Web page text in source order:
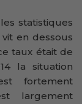
statistiques
en dessous
taux était de
la situation
fortement
largement